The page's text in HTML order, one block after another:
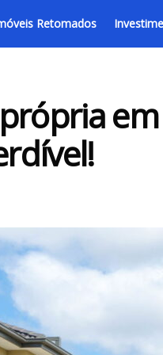
Retomados